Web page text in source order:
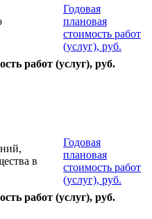
Годовая
плановая
стоимость работ
(услуг), руб.
работ (услуг), руб.
в
Годовая
плановая
стоимость работ
(услуг), руб.
работ (услуг), руб.